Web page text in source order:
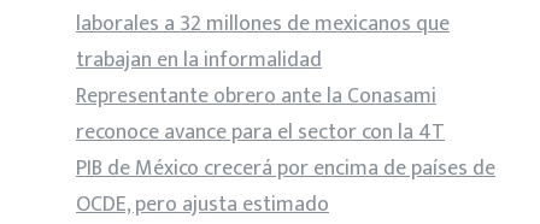
laborales a 32 millones de mexicanos que
trabajan en la informalidad
Representante obrero ante la Conasami
reconoce avance para el sector con la 4T
PIB de México crecerá por encima de países de
OCDE, pero ajusta estimado